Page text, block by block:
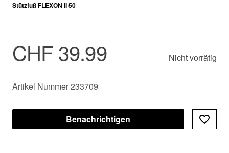
Stützfuß FLEXON II 50
CHF 39.99 Nicht vorrätig
Artikel Nummer 233709
Benachrichtigen